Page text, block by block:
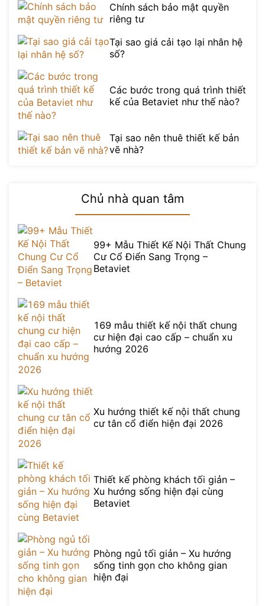
Chính sách bảo mật quyền
riêng tư
Tại sao giá cải tạo lại nhân hệ
số?
Các bước trong quá trình thiết
kế của Betaviet như thế nào?
Tại sao nên thuê thiết kế bản
vẽ nhà?
Chủ nhà quan tâm
99+ Mẫu Thiết Kế Nội Thất Chung
Cư Cổ Điển Sang Trọng –
Betaviet
169 mẫu thiết kế nội thất chung
cư hiện đại cao cấp – chuẩn xu
hướng 2026
Xu hướng thiết kế nội thất chung
cư tân cổ điển hiện đại 2026
Thiết kế phòng khách tối giản –
Xu hướng sống hiện đại cùng
Betaviet
Phòng ngủ tối giản – Xu hướng
sống tinh gọn cho không gian
hiện đại